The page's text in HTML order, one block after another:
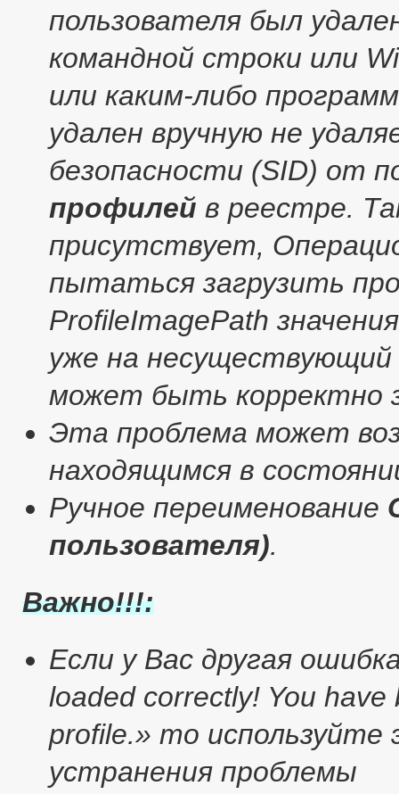
пользователя был
командной строки или
или каким-либо
удален вручную не
безопасности (SID) от
профилей в реестре.
присутствует,
пытаться загрузить
ProfileImagePath
уже на
может быть корректно
Эта проблема может
находящимся в
Ручное переименование
пользователя).
Важно!!!:
Если у Вас другая
loaded correctly! You
profile.» то
устранения проблемы